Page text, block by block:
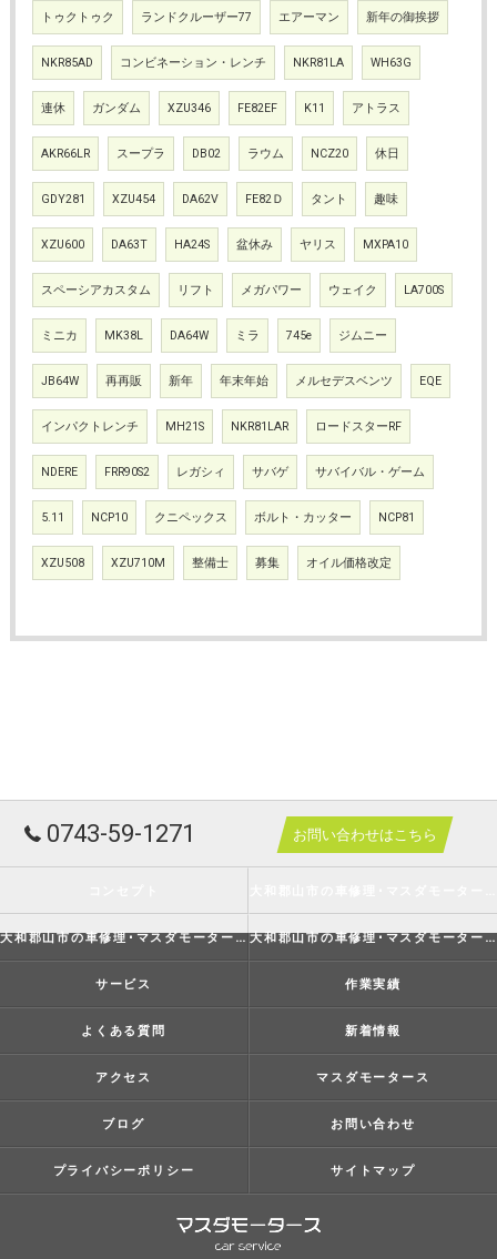
トゥクトゥク ランドクルーザー77 エアーマン 新年の御挨拶
NKR85AD コンビネーション・レンチ NKR81LA WH63G
連休 ガンダム XZU346 FE82EF K11 アトラス
AKR66LR スープラ DB02 ラウム NCZ20 休日
GDY281 XZU454 DA62V FE82Ｄ タント 趣味
XZU600 DA63T HA24S 盆休み ヤリス MXPA10
スペーシアカスタム リフト メガパワー ウェイク LA700S
ミニカ MK38L DA64W ミラ 745e ジムニー
JB64W 再再販 新年 年末年始 メルセデスベンツ EQE
インパクトレンチ MH21S NKR81LAR ロードスターRF
NDERE FRR90S2 レガシィ サバゲ サバイバル・ゲーム
5.11 NCP10 クニペックス ボルト・カッター NCP81
XZU508 XZU710M 整備士 募集 オイル価格改定
0743-59-1271 お問い合わせはこちら
大和郡山市の車修理･マスダモータースの評判 大和郡山市の車修理･マスダモータースのお客様の声
サービス 作業実績
よくある質問 新着情報
アクセス マスダモータース
ブログ お問い合わせ
プライバシーポリシー サイトマップ